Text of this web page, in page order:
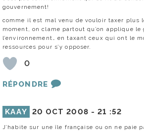
gouvernement!
comme il est mal venu de vouloir taxer plus
moment, on clame partout qu’on applique le
l’environnement… en taxant ceux qui ont le
ressources pour s’y opposer.
0
RÉPONDRE
KAAY 20 OCT 2008 -21 :52
J’habite sur une île française ou on ne paie